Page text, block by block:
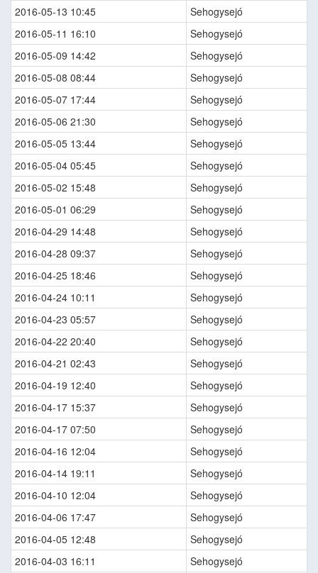
2016-05-13 10:45
Sehogysejó
2016-05-11 16:10
Sehogysejó
2016-05-09 14:42
Sehogysejó
2016-05-08 08:44
Sehogysejó
2016-05-07 17:44
Sehogysejó
2016-05-06 21:30
Sehogysejó
2016-05-05 13:44
Sehogysejó
2016-05-04 05:45
Sehogysejó
2016-05-02 15:48
Sehogysejó
2016-05-01 06:29
Sehogysejó
2016-04-29 14:48
Sehogysejó
2016-04-28 09:37
Sehogysejó
2016-04-25 18:46
Sehogysejó
2016-04-24 10:11
Sehogysejó
2016-04-23 05:57
Sehogysejó
2016-04-22 20:40
Sehogysejó
2016-04-21 02:43
Sehogysejó
2016-04-19 12:40
Sehogysejó
2016-04-17 15:37
Sehogysejó
2016-04-17 07:50
Sehogysejó
2016-04-16 12:04
Sehogysejó
2016-04-14 19:11
Sehogysejó
2016-04-10 12:04
Sehogysejó
2016-04-06 17:47
Sehogysejó
2016-04-05 12:48
Sehogysejó
2016-04-03 16:11
Sehogysejó